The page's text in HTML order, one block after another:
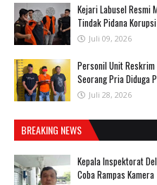
‎Kejari Labusel Resmi
Tindak Pidana
Juli 09, 2026
Personil Unit Reskrim
Seorang Pria Diduga
Juli 28, 2026
BREAKING NEWS
Kepala Inspektorat
Coba Rampas Kamera